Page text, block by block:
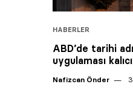
HABERLER
ABD’de tarihi
uygulaması
Nafizcan Önder